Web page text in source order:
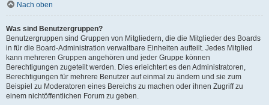
Nach oben
Was sind Benutzergruppen?
Benutzergruppen sind Gruppen von Mitgliedern, die die Mitglieder des Boards
in für die Board-Administration verwaltbare Einheiten aufteilt. Jedes Mitglied
kann mehreren Gruppen angehören und jeder Gruppe können
Berechtigungen zugeteilt werden. Dies erleichtert es den Administratoren,
Berechtigungen für mehrere Benutzer auf einmal zu ändern und sie zum
Beispiel zu Moderatoren eines Bereichs zu machen oder ihnen Zugriff zu
einem nichtöffentlichen Forum zu geben.